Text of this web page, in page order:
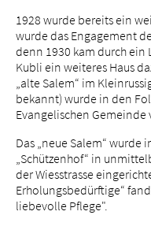
1928 wurde bereits ein
wurde das Engagement
denn 1930 kam durch ein
Kubli ein weiteres Haus
„alte Salem“ im
bekannt) wurde in den
Evangelischen Gemeinde
Das „neue Salem“ wurde
„Schützenhof“ in
der Wiesstrasse
Erholungsbedürftige“
liebevolle Pflege".